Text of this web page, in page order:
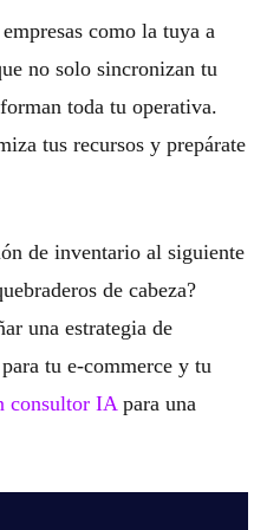
como la tuya a
no solo sincronizan tu
toda tu operativa.
tus recursos y prepárate
de inventario al siguiente
de cabeza?
una estrategia de
tu e-commerce y tu
consultor IApara una